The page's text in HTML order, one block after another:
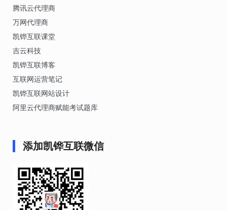
腾讯云代理商
万网代理商
凯铧互联课堂
吉云科技
凯铧互联博客
互联网运营笔记
凯铧互联网站设计
阿里云代理商赋能考试题库
添加凯铧互联微信